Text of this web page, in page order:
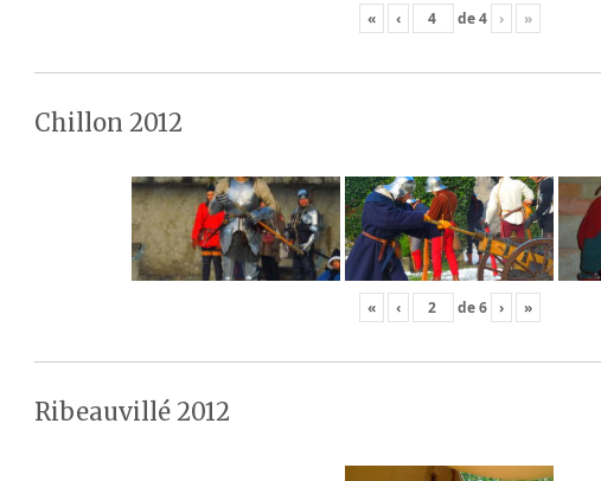
« ‹ de4 › »
Chillon 2012
« ‹ de6 › »
Ribeauvillé 2012